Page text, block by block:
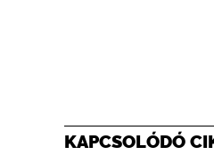
KAPCSOLÓDÓ